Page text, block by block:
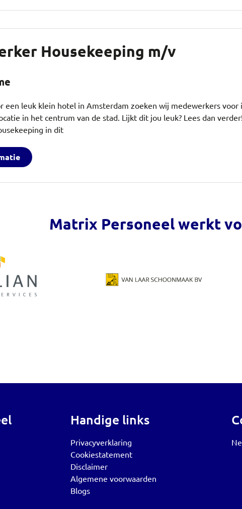
Housekeeping m/v
een leuk klein hotel in Amsterdam zoeken wij medewerkers voor
in het centrum van de stad. Lijkt dit jou leuk? Lees dan
in dit
Matrix Personeel werkt
Handige links
Privacyverklaring
Cookiestatement
Disclaimer
Algemene voorwaarden
Blogs